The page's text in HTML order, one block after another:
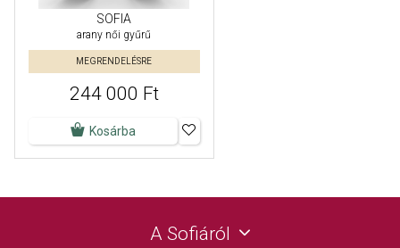
SOFIA
arany női gyűrű
MEGRENDELÉSRE
244 000 Ft
Kosárba
A Sofiáról